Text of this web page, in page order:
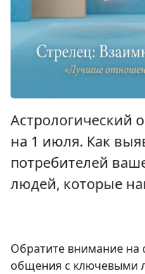
Астрологический
на 1 июля. Как
потребителей
людей, которые
Обратите внимание на
общения с ключевыми